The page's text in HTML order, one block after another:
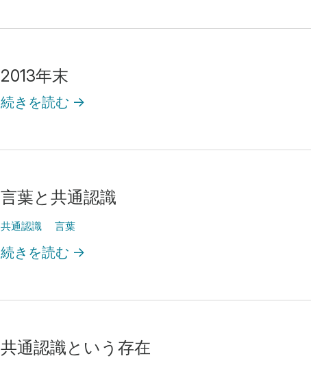
2013年末
続きを読む →
言葉と共通認識
共通認識 言葉
続きを読む →
共通認識という存在